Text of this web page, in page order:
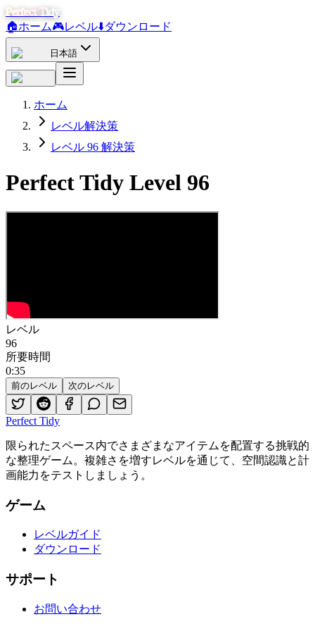
Perfect Tidy
🏠ホーム🎮レベル⬇️ダウンロード
日本語
ホーム
レベル解決策
レベル 96 解決策
Perfect Tidy Level 96
レベル
96
所要時間
0:35
前のレベル 次のレベル
Perfect Tidy
限られたスペース内でさまざまなアイテムを配置する挑戦的
な整理ゲーム。複雑さを増すレベルを通じて、空間認識と計
画能力をテストしましょう。
ゲーム
レベルガイド
ダウンロード
サポート
お問い合わせ